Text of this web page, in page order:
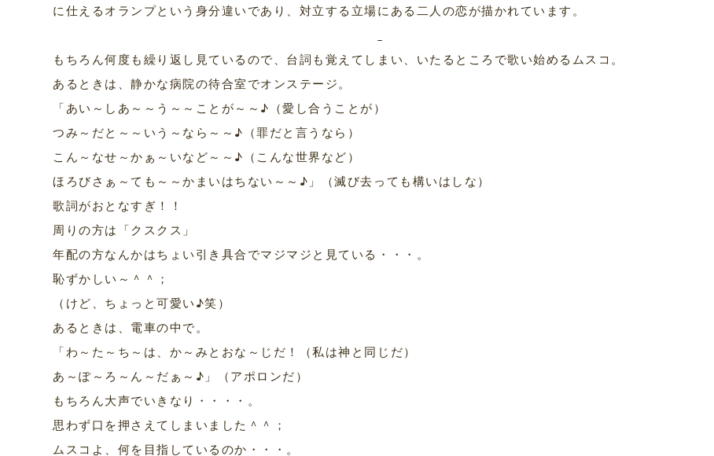
に仕えるオランプという身分違いであり、対立する立場にある二人の恋が描かれています。
もちろん何度も繰り返し見ているので、台詞も覚えてしまい、いたるところで歌い始めるムスコ。
あるときは、静かな病院の待合室でオンステージ。
「あい～しあ～～う～～ことが～～♪（愛し合うことが）
つみ～だと～～いう～なら～～♪（罪だと言うなら）
こん～なせ～かぁ～いなど～～♪（こんな世界など）
ほろびさぁ～ても～～かまいはちない～～♪」（滅び去っても構いはしな）
歌詞がおとなすぎ！！
周りの方は「クスクス」
年配の方なんかはちょい引き具合でマジマジと見ている・・・。
恥ずかしい～＾＾；
（けど、ちょっと可愛い♪笑）
あるときは、電車の中で。
「わ～た～ち～は、か～みとおな～じだ！（私は神と同じだ）
あ～ぽ～ろ～ん～だぁ～♪」（アポロンだ）
もちろん大声でいきなり・・・・。
思わず口を押さえてしまいました＾＾；
ムスコよ、何を目指しているのか・・・。